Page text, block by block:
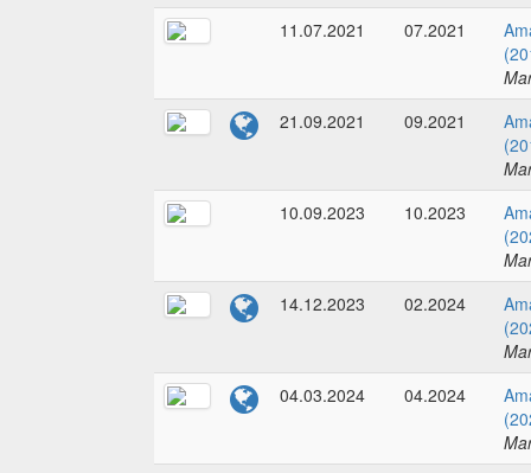
11.07.2021
07.2021
21.09.2021
09.2021
10.09.2023
10.2023
14.12.2023
02.2024
04.03.2024
04.2024